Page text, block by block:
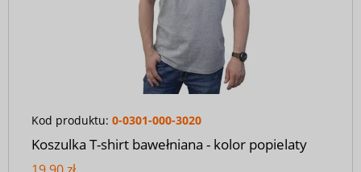
Kod produktu: 0-0301-000-3020
Koszulka T-shirt bawełniana - kolor popielaty